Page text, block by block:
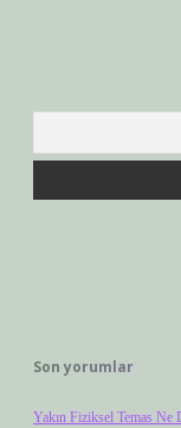
Son yorumlar
Yakın Fiziksel Temas Ne